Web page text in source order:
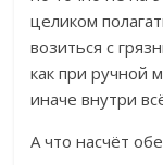
целиком
возиться с
как при ручной
иначе внутри
А что насчёт